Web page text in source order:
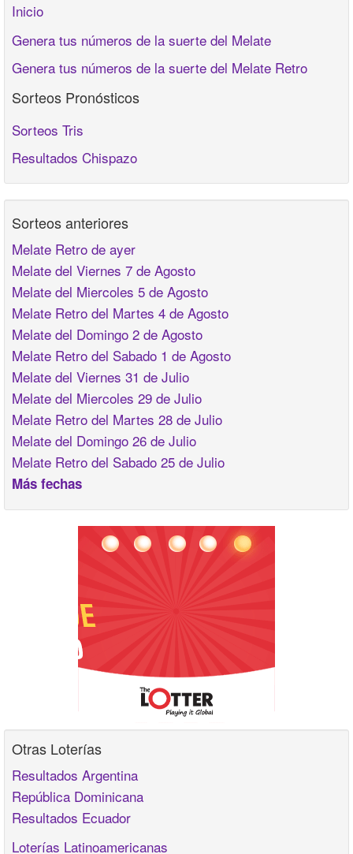
Inicio
Genera tus números de la suerte del Melate
Genera tus números de la suerte del Melate Retro
Sorteos Pronósticos
Sorteos Tris
Resultados Chispazo
Sorteos anteriores
Melate Retro de ayer
Melate del Viernes 7 de Agosto
Melate del Miercoles 5 de Agosto
Melate Retro del Martes 4 de Agosto
Melate del Domingo 2 de Agosto
Melate Retro del Sabado 1 de Agosto
Melate del Viernes 31 de Julio
Melate del Miercoles 29 de Julio
Melate Retro del Martes 28 de Julio
Melate del Domingo 26 de Julio
Melate Retro del Sabado 25 de Julio
Más fechas
Otras Loterías
Resultados Argentina
República Dominicana
Resultados Ecuador
Loterías Latinoamericanas